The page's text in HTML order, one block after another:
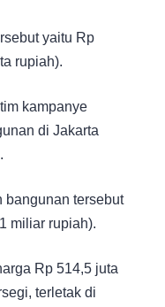
yaitu Rp
rupiah).
kampanye
di Jakarta
bangunan tersebut
miliar rupiah).
Rp 514,5 juta
terletak di